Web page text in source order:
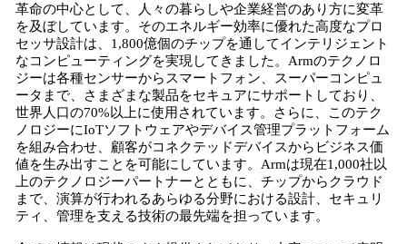
革命の中心として、人々の暮らしや企業経営のあり方に変革
を及ぼしています。そのエネルギー効率に優れた高度なプロ
セッサ設計は、1,800億個のチップを通してインテリジェント
なコンピューティングを実現してきました。Armのテクノロ
ジーは各種センサーからスマートフォン、スーパーコンピュ
ータまで、さまざまな製品をセキュアにサポートしており、
世界人口の70%以上に使用されています。さらに、このテク
ノロジーにIoTソフトウェアやデバイス管理プラットフォーム
を組み合わせ、顧客がコネクテッドデバイスからビジネス価
値を生み出すことを可能にしています。Armは現在1,000社以
上のテクノロジーパートナーとともに、チップからクラウド
まで、演算が行われるあらゆる分野における設計、セキュリ
ティ、管理を支える技術の最先端を担っています。